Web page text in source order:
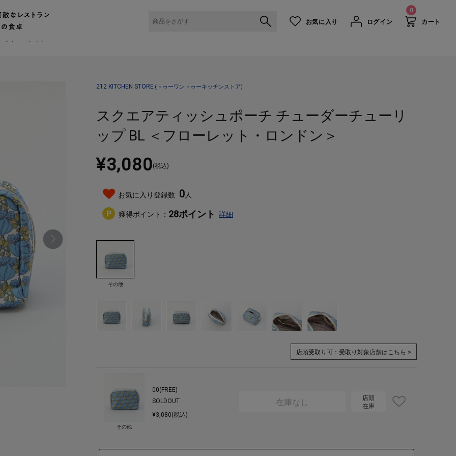
お気に入り ログイン
0
カート
ア）キッチン雑貨の通販
ポーチ
ト・ロンドン＞
212 KITCHEN STORE(トゥーワントゥーキッチンストア)
スクエアティッシュポーチ チューダーチューリ
ップ BL ＜フローレット・ロンドン＞
¥3,080(税込)
お気に入り登録数 0人
獲得ポイント： 28ポイント 詳細
その他
店頭受取り可： 受取り対象店舗はこちら >
その他
00(FREE)
SOLDOUT
¥3,080(税込)
在庫なし
店頭
在庫